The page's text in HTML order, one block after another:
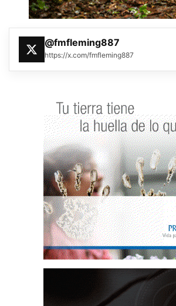
@fmfleming887
https://x.com/fmfleming887